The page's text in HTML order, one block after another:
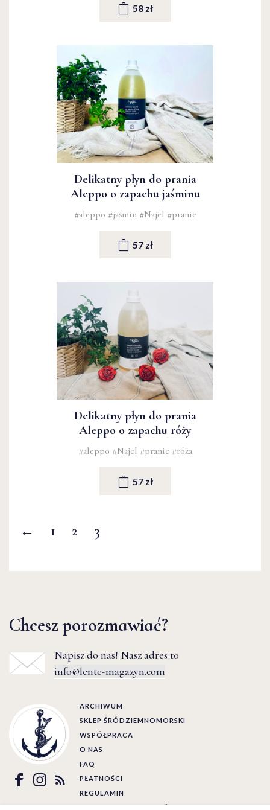
58 zł
Delikatny płyn do prania
Aleppo o zapachu jaśminu
#aleppo #jaśmin #Najel #pranie
57 zł
Delikatny płyn do prania
Aleppo o zapachu róży
#aleppo #Najel #pranie #róża
57 zł
← 1 2 3
Chcesz porozmawiać?
Napisz do nas! Nasz adres to
info@lente-magazyn.com
ARCHIWUM
SKLEP ŚRÓDZIEMNOMORSKI
WSPÓŁPRACA
O NAS
FAQ
PŁATNOŚCI
REGULAMIN
POLITYKA PRYWATNOŚCI